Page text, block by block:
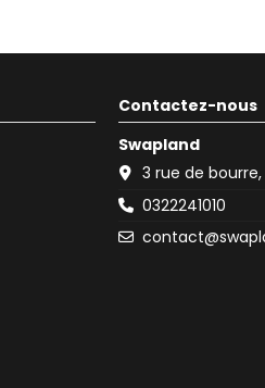
Contactez-nous
Swapland
3 rue de
0322241010